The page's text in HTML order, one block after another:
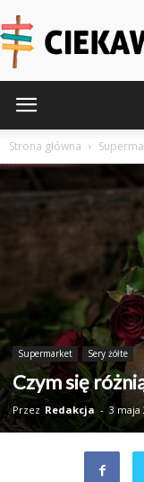
Strona główna
Supermarket Sery żółte
Czym się
Przez Redakcja - 3 maja